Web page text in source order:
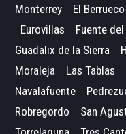
Monterrey
El Berrueco
Eurovillas
Fuente
Guadalix de la Sierra
Moraleja
Las Tablas
Navalafuente
Robregordo
San